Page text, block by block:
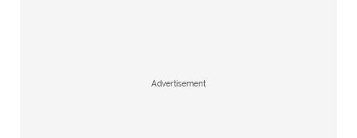
Advertisement